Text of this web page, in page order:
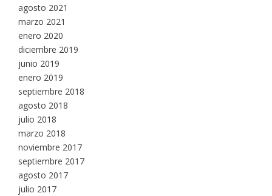
agosto 2021
marzo 2021
enero 2020
diciembre 2019
junio 2019
enero 2019
septiembre 2018
agosto 2018
julio 2018
marzo 2018
noviembre 2017
septiembre 2017
agosto 2017
julio 2017